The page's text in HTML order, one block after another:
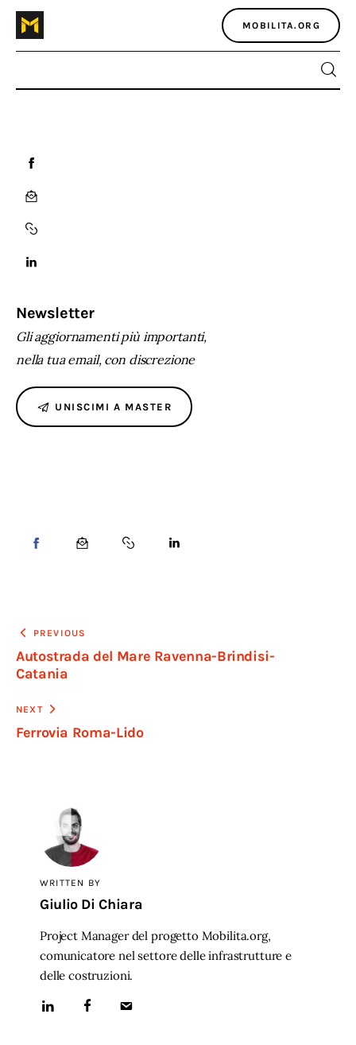
MOBILITA.ORG
Atlante dei masters
Argomenti
Agenzia e media
Contatti
Newsletter
Gli aggiornamenti più importanti,
nella tua email, con discrezione
UNISCIMI A MASTER
PREVIOUS
Autostrada del Mare Ravenna-Brindisi-
Catania
NEXT
Ferrovia Roma-Lido
WRITTEN BY
Giulio Di Chiara
Project Manager del progetto Mobilita.org,
comunicatore nel settore delle infrastrutture e
delle costruzioni.